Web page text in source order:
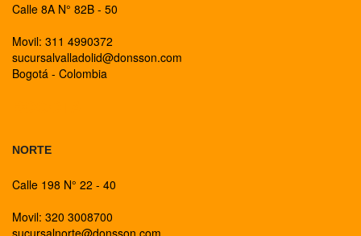
Calle 8A N° 82B - 50
Movil: 311 4990372
sucursalvalladolid@donsson.com
Bogotá - Colombia
NORTE
Calle 198 N° 22 - 40
Movil: 320 3008700
sucursalnorte@donsson.com